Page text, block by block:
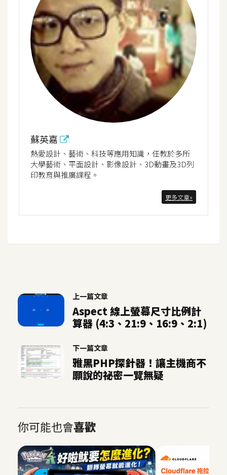
蘇英嘉
熱愛設計、藝術、科技等應用知識，任教於多所
大學藝術、平面設計、影像設計、3D動畫及3D列
印教育與推廣課程。
更多文章»
上一篇文章
Aspect 線上螢幕尺寸比例計
算器 (4:3、21:9、16:9、2:1)
下一篇文章
雅黑PHP探針器！讓主機商不
願說的祕密一覽無疑
你可能也會喜歡